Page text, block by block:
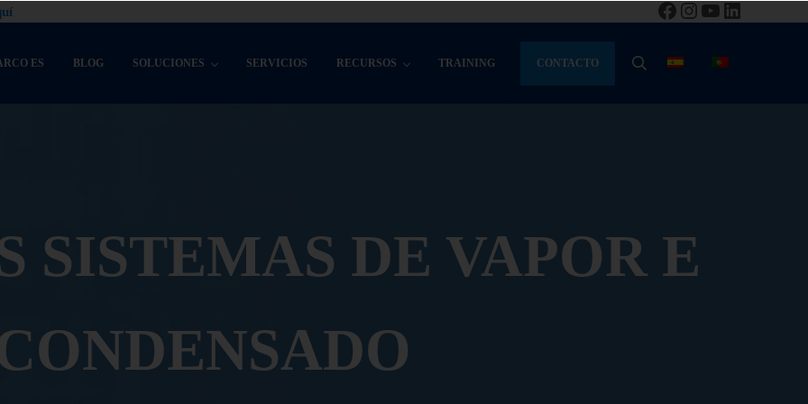
Facebook
Instagram
YouTube
LinkedIn
ES BLOG SOLUCIONES SERVICIOS RECURSOS TRAINING CONTACTO BUSCAR
SISTEMAS DE VAPOR E